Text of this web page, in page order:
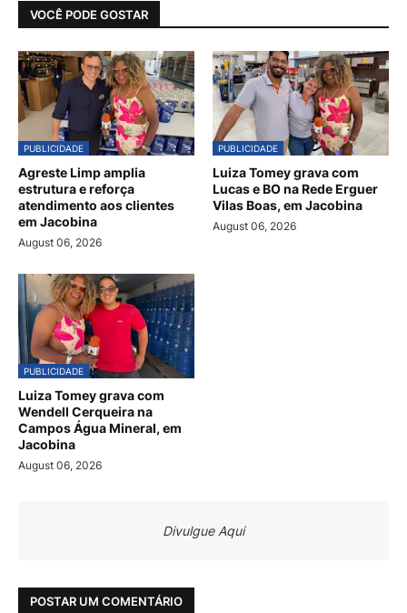
VOCÊ PODE GOSTAR
PUBLICIDADE
Agreste Limp amplia
estrutura e reforça
atendimento aos clientes
em Jacobina
August 06, 2026
PUBLICIDADE
Luiza Tomey grava com
Lucas e BO na Rede Erguer
Vilas Boas, em Jacobina
August 06, 2026
PUBLICIDADE
Luiza Tomey grava com
Wendell Cerqueira na
Campos Água Mineral, em
Jacobina
August 06, 2026
Divulgue Aqui
POSTAR UM COMENTÁRIO